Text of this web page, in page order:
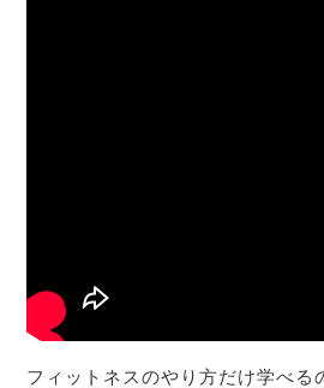
フィットネスのやり方だけ学べる